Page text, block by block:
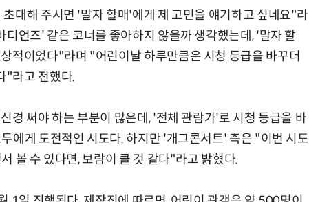
대해 주시면 '말자 할매'에게 제 고민을 얘기하고 싶네요"라
언즈' 같은 코너를 좋아하지 않을까 생각했는데, '말자 할
적이었다"라며 "어린이날 하루만큼은 시청 등급을 바꾸더
"라고 전했다.
경 써야 하는 부분이 많은데, '전체 관람가'로 시청 등급을 바
에게 도전적인 시도다. 하지만 '개그콘서트' 측은 "이번 시도
볼 수 있다면, 보람이 클 것 같다"라고 밝혔다.